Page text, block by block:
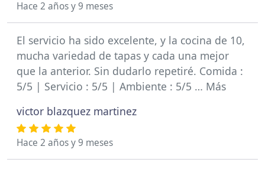
Hace 2 años y 9 meses
El servicio ha sido excelente, y la cocina de 10,
mucha variedad de tapas y cada una mejor
que la anterior. Sin dudarlo repetiré. Comida :
5/5 | Servicio : 5/5 | Ambiente : 5/5 … Más
victor blazquez martinez
Hace 2 años y 9 meses